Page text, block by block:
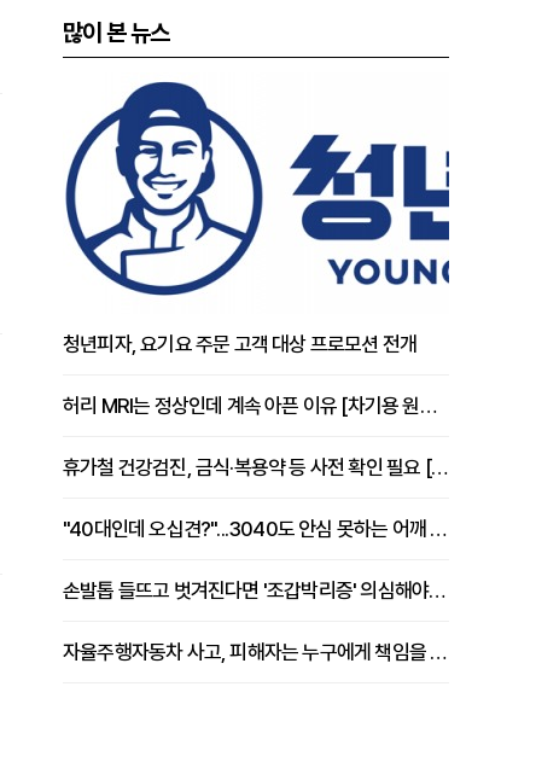
많이 본 뉴스
청년피자, 요기요 주문 고객 대상 프로모션 전개
허리 MRI는 정상인데 계속 아픈 이유 [차기용 원장 칼럼]
휴가철 건강검진, 금식·복용약 등 사전 확인 필요 [정도감 원장 칼럼]
"40대인데 오십견?"...3040도 안심 못하는 어깨 유착성 관절낭염
손발톱 들뜨고 벗겨진다면 '조갑박리증' 의심해야 [김철윤 원장 칼럼]
자율주행자동차 사고, 피해자는 누구에게 책임을 물을 수 있을까